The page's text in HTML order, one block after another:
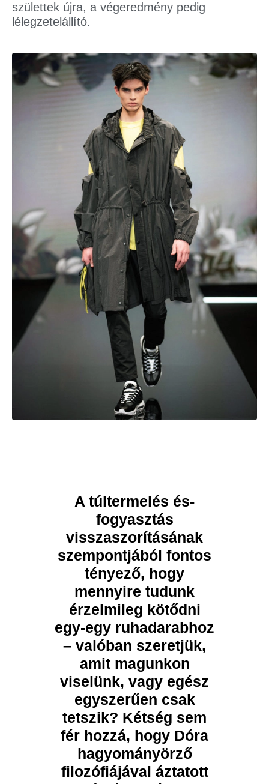
születtek újra, a végeredmény pedig
lélegzetelállító.
A túltermelés és-
fogyasztás
visszaszorításának
szempontjából fontos
tényező, hogy
mennyire tudunk
érzelmileg kötődni
egy-egy ruhadarabhoz
– valóban szeretjük,
amit magunkon
viselünk, vagy egész
egyszerűen csak
tetszik? Kétség sem
fér hozzá, hogy Dóra
hagyományörző
filozófiájával áztatott